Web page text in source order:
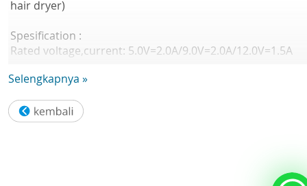
hair dryer)
Spesification :
Rated voltage,current: 5.0V=2.0A/9.0V=2.0A/12.0V=1.5A
Battery Capacity: 9000mAh
Fan Speed: 19 m/s MAX
Charging Time: 2-3hours(18W fast charging input)/5-
Selengkapnya »